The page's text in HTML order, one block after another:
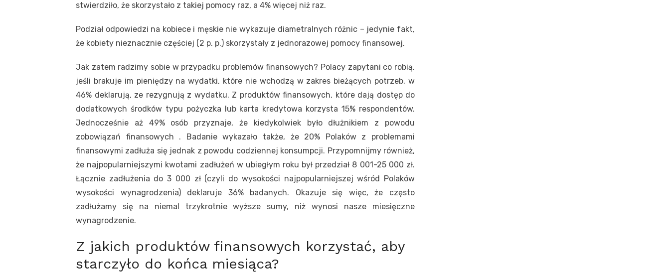
stwierdziło, że skorzystało z takiej pomocy raz, a 4% więcej niż raz.
Podział odpowiedzi na kobiece i męskie nie wykazuje diametralnych różnic – jedynie fakt,
że kobiety nieznacznie częściej (2 p. p.) skorzystały z jednorazowej pomocy finansowej.
Jak zatem radzimy sobie w przypadku problemów finansowych? Polacy zapytani co robią,
jeśli brakuje im pieniędzy na wydatki, które nie wchodzą w zakres bieżących potrzeb, w
46% deklarują, ze rezygnują z wydatku. Z produktów finansowych, które dają dostęp do
dodatkowych środków typu pożyczka lub karta kredytowa korzysta 15% respondentów.
Jednocześnie aż 49% osób przyznaje, że kiedykolwiek było dłużnikiem z powodu
zobowiązań finansowych . Badanie wykazało także, że 20% Polaków z problemami
finansowymi zadłuża się jednak z powodu codziennej konsumpcji. Przypomnijmy również,
że najpopularniejszymi kwotami zadłużeń w ubiegłym roku był przedział 8 001-25 000 zł.
Łącznie zadłużenia do 3 000 zł (czyli do wysokości najpopularniejszej wśród Polaków
wysokości wynagrodzenia) deklaruje 36% badanych. Okazuje się więc, że często
zadłużamy się na niemal trzykrotnie wyższe sumy, niż wynosi nasze miesięczne
wynagrodzenie.
Z jakich produktów finansowych korzystać, aby
starczyło do końca miesiąca?